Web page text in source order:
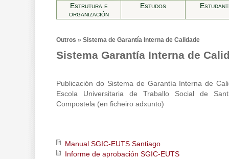
Estrutura e
organización
Estudos
Outros » Sistema de Garantía Interna de Calidade
Sistema Garantía Interna de
Publicación do Sistema de Garantía Interna de
Escola Universitaria de Traballo Social de
Compostela (en ficheiro adxunto)
Manual SGIC-EUTS Santiago
Informe de aprobación SGIC-EUTS